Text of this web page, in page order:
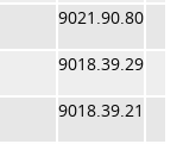
9021.90.80
9018.39.29
9018.39.21